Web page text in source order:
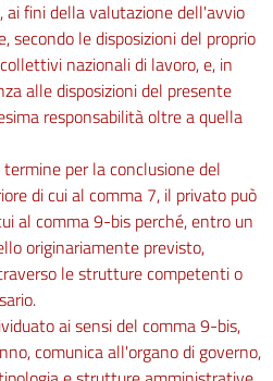
ai fini della valutazione dell'avvio
secondo le disposizioni del proprio
nazionali di lavoro, e, in
alle disposizioni del presente
responsabilità oltre a quella
per la conclusione del
di cui al comma 7, il privato può
al comma 9-bis perché, entro un
originariamente previsto,
le strutture competenti o
ai sensi del comma 9-bis,
comunica all'organo di governo,